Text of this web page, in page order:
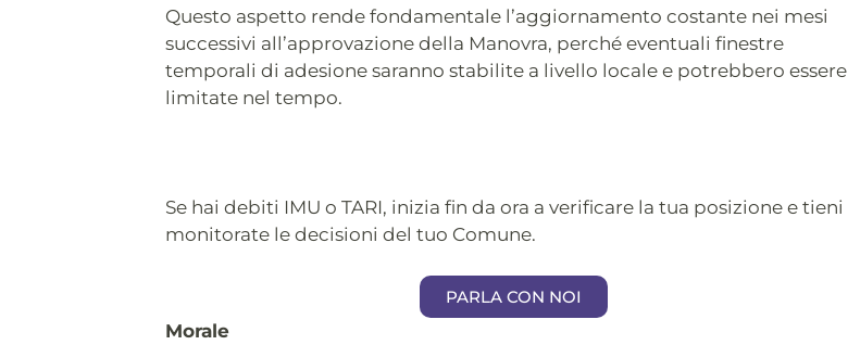
Questo aspetto rende fondamentale l’aggiornamento costante nei mesi
successivi all’approvazione della Manovra, perché eventuali finestre
temporali di adesione saranno stabilite a livello locale e potrebbero essere
limitate nel tempo.
Se hai debiti IMU o TARI, inizia fin da ora a verificare la tua posizione e tieni
monitorate le decisioni del tuo Comune.
PARLA CON NOI
Morale